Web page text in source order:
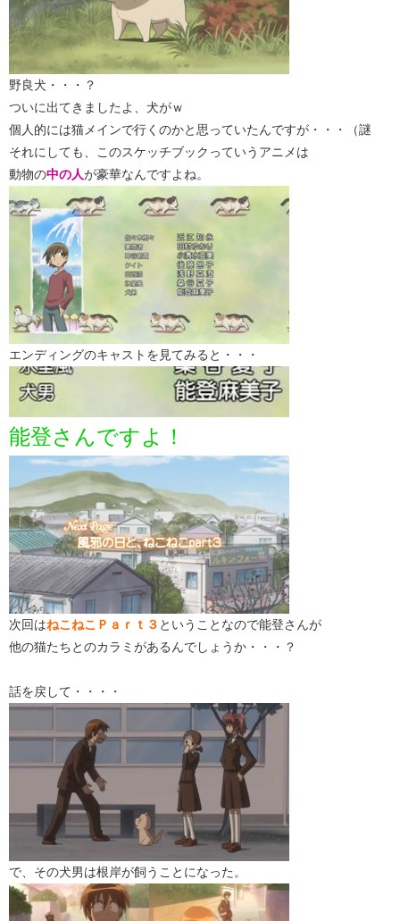
野良犬・・・？
ついに出てきましたよ、犬がｗ
個人的には猫メインで行くのかと思っていたんですが・・・（謎
それにしても、このスケッチブックっていうアニメは
動物の中の人が豪華なんですよね。
エンディングのキャストを見てみると・・・
能登さんですよ！
次回はねこねこＰａｒｔ３ ということなので能登さんが
他の猫たちとのカラミがあるんでしょうか・・・？
話を戻して・・・・
で、その犬男は根岸が飼うことになった。